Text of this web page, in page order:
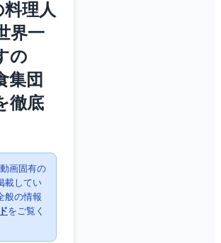
料理人
界一
の
集団
徹底
画固有の
載してい
般の情報
をご覧く